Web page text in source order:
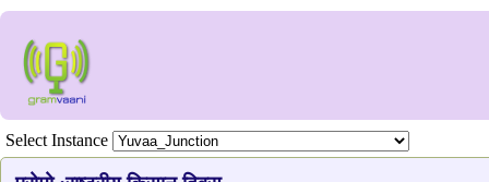
Select Instance